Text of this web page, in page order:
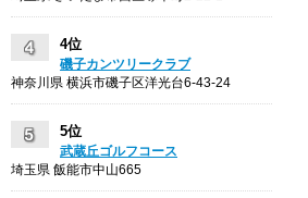
4位
磯子カンツリークラブ
神奈川県 横浜市磯子区洋光台6-43-24
5位
武蔵丘ゴルフコース
埼玉県 飯能市中山665